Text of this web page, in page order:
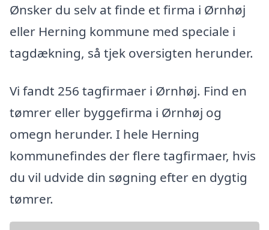
Ønsker du selv at finde et firma i Ørnhøj
eller Herning kommune med speciale i
tagdækning, så tjek oversigten herunder.
Vi fandt 256 tagfirmaer i Ørnhøj. Find en
tømrer eller byggefirma i Ørnhøj og
omegn herunder. I hele Herning
kommunefindes der flere tagfirmaer, hvis
du vil udvide din søgning efter en dygtig
tømrer.